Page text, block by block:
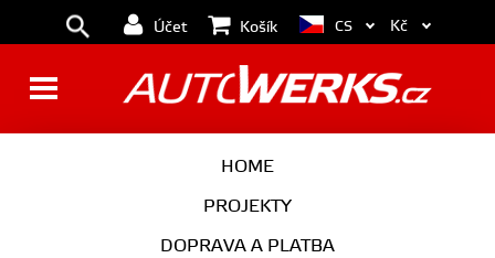
Účet Košík
HOME
PROJEKTY
DOPRAVA A PLATBA
CS Kč
KBELÍKY, ŠTĚTCE A DALŠÍ
PŘÍSLUŠENSTVÍ